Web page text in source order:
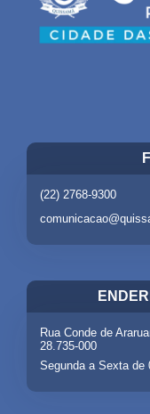
(22) 2768-9300
Rua Conde de
28.735-000
Segunda a Sexta de